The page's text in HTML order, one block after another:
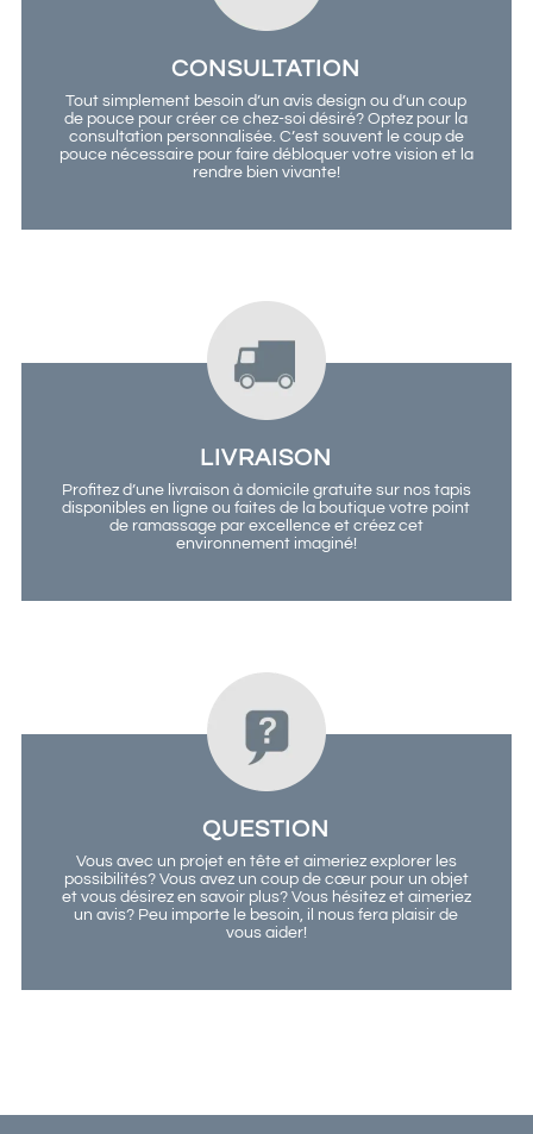
CONSULTATION
Tout simplement besoin d’un avis design ou d’un coup
de pouce pour créer ce chez-soi désiré? Optez pour la
consultation personnalisée. C’est souvent le coup de
pouce nécessaire pour faire débloquer votre vision et la
rendre bien vivante!
LIVRAISON
Profitez d’une livraison à domicile gratuite sur nos tapis
disponibles en ligne ou faites de la boutique votre point
de ramassage par excellence et créez cet
environnement imaginé!
QUESTION
Vous avec un projet en tête et aimeriez explorer les
possibilités? Vous avez un coup de cœur pour un objet
et vous désirez en savoir plus? Vous hésitez et aimeriez
un avis? Peu importe le besoin, il nous fera plaisir de
vous aider!